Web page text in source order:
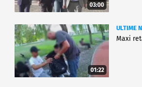
03:00
01:22
ULTIME
Maxi